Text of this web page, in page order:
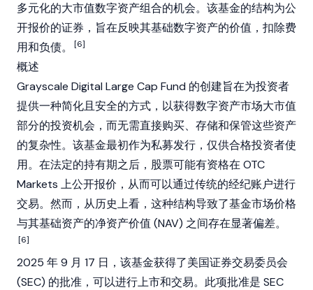
多元化的大市值数字资产组合的机会。该基金的结构为公
开报价的证券，旨在反映其基础数字资产的价值，扣除费
用和负债。
[6]
概述
Grayscale Digital Large Cap Fund 的创建旨在为投资者
提供一种简化且安全的方式，以获得数字资产市场大市值
部分的投资机会，而无需直接购买、存储和保管这些资产
的复杂性。该基金最初作为私募发行，仅供合格投资者使
用。在法定的持有期之后，股票可能有资格在 OTC
Markets 上公开报价，从而可以通过传统的经纪账户进行
交易。然而，从历史上看，这种结构导致了基金市场价格
与其基础资产的净资产价值 (NAV) 之间存在显著偏差。
[6]
2025 年 9 月 17 日，该基金获得了美国证券交易委员会
(SEC) 的批准，可以进行上市和交易。此项批准是 SEC